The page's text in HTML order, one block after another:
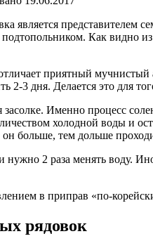
является представителем
Как видно
приятный
3 дня. Делается это для
Именно процесс
холодной воды и
больше, тем дольше
нужно 2 раза менять
в приправ «по-
рядовок